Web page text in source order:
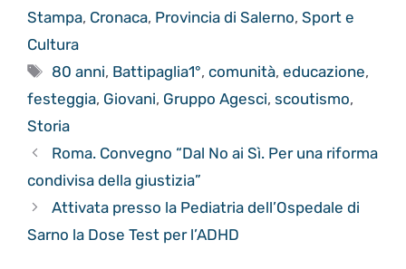
Stampa, Cronaca, Provincia di Salerno, Sport e
Cultura
Tag
80 anni, Battipaglia1°,comunità,educazione,
festeggia, Giovani, Gruppo Agesci, scoutismo,
Storia
Roma. Convegno “Dal No ai Sì. Per una riforma
condivisa della giustizia”
Attivata presso la Pediatria dell’Ospedale di
Sarno la Dose Test per l’ADHD